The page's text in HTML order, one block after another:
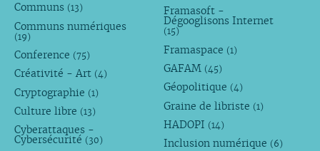
Communs (13)
Communs numériques
(19)
Conference (75)
Créativité - Art (4)
Cryptographie (1)
Culture libre (13)
Cyberattaques -
Cybersécurité (30)
Framasoft -
Dégooglisons Internet
(15)
Framaspace (1)
GAFAM (45)
Géopolitique (4)
Graine de libriste (1)
HADOPI (14)
Inclusion numérique (6)